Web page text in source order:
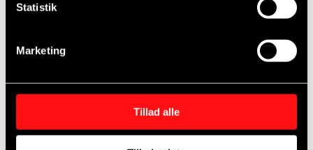
Statistik
Marketing
Tillad alle
Læs mere